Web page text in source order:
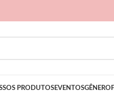
PRODUTOSEVENTOSGÊNERO